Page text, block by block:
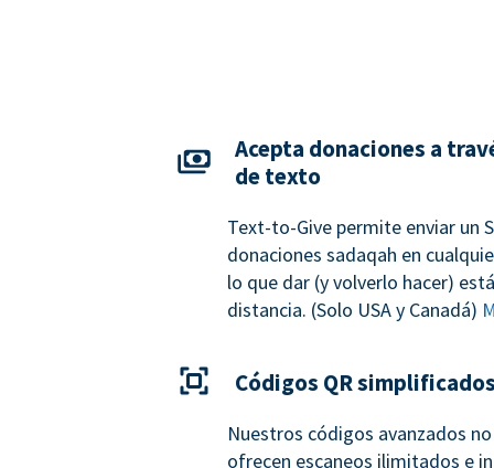
Acepta donaciones a
de texto
Text-to-Give permite enviar un
donaciones sadaqah en
lo que dar (y volverlo hacer)
distancia. (Solo USA y Canadá)
Códigos QR
Nuestros códigos avanzados
ofrecen escaneos ilimitados e